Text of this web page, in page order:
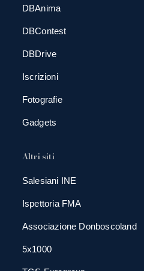
DBAnima
DBContest
DBDrive
Iscrizioni
Fotografie
Gadgets
Altri siti
Salesiani INE
Ispettoria FMA
Associazione Donboscoland
5x1000